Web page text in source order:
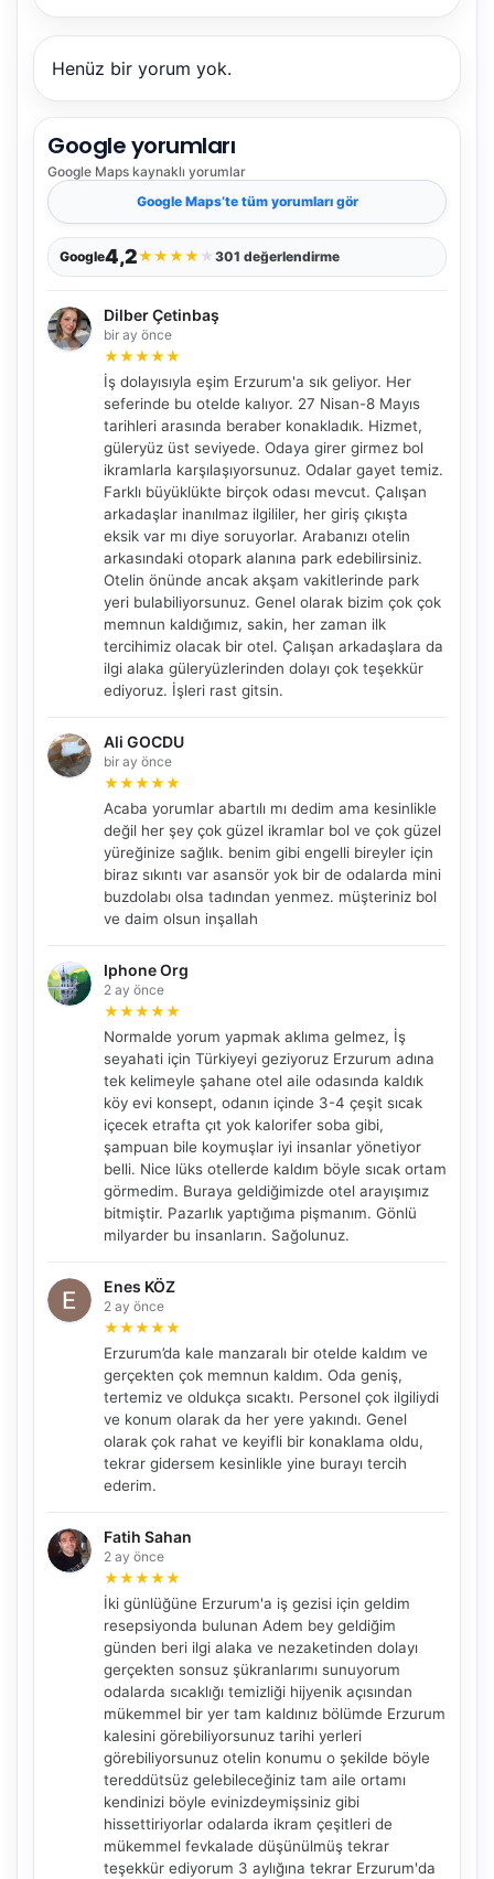
Henüz bir yorum yok.
Google yorumları
Google Maps kaynaklı yorumlar
Google Maps’te tüm yorumları gör
Google4,2★★★★ ★ 301 değerlendirme
Dilber Çetinbaş
bir ay önce
★★★★★
İş dolayısıyla eşim Erzurum'a sık geliyor. Her
seferinde bu otelde kalıyor. 27 Nisan-8 Mayıs
tarihleri arasında beraber konakladık. Hizmet,
güleryüz üst seviyede. Odaya girer girmez bol
ikramlarla karşılaşıyorsunuz. Odalar gayet temiz.
Farklı büyüklükte birçok odası mevcut. Çalışan
arkadaşlar inanılmaz ilgililer, her giriş çıkışta
eksik var mı diye soruyorlar. Arabanızı otelin
arkasındaki otopark alanına park edebilirsiniz.
Otelin önünde ancak akşam vakitlerinde park
yeri bulabiliyorsunuz. Genel olarak bizim çok çok
memnun kaldığımız, sakin, her zaman ilk
tercihimiz olacak bir otel. Çalışan arkadaşlara da
ilgi alaka güleryüzlerinden dolayı çok teşekkür
ediyoruz. İşleri rast gitsin.
Ali GOCDU
bir ay önce
★★★★★
Acaba yorumlar abartılı mı dedim ama kesinlikle
değil her şey çok güzel ikramlar bol ve çok güzel
yüreğinize sağlık. benim gibi engelli bireyler için
biraz sıkıntı var asansör yok bir de odalarda mini
buzdolabı olsa tadından yenmez. müşteriniz bol
ve daim olsun inşallah
Iphone Org
2 ay önce
★★★★★
Normalde yorum yapmak aklıma gelmez, İş
seyahati için Türkiyeyi geziyoruz Erzurum adına
tek kelimeyle şahane otel aile odasında kaldık
köy evi konsept, odanın içinde 3-4 çeşit sıcak
içecek etrafta çıt yok kalorifer soba gibi,
şampuan bile koymuşlar iyi insanlar yönetiyor
belli. Nice lüks otellerde kaldım böyle sıcak ortam
görmedim. Buraya geldiğimizde otel arayışımız
bitmiştir. Pazarlık yaptığıma pişmanım. Gönlü
milyarder bu insanların. Sağolunuz.
Enes KÖZ
2 ay önce
★★★★★
Erzurum’da kale manzaralı bir otelde kaldım ve
gerçekten çok memnun kaldım. Oda geniş,
tertemiz ve oldukça sıcaktı. Personel çok ilgiliydi
ve konum olarak da her yere yakındı. Genel
olarak çok rahat ve keyifli bir konaklama oldu,
tekrar gidersem kesinlikle yine burayı tercih
ederim.
Fatih Sahan
2 ay önce
★★★★★
İki günlüğüne Erzurum'a iş gezisi için geldim
resepsiyonda bulunan Adem bey geldiğim
günden beri ilgi alaka ve nezaketinden dolayı
gerçekten sonsuz şükranlarımı sunuyorum
odalarda sıcaklığı temizliği hijyenik açısından
mükemmel bir yer tam kaldınız bölümde Erzurum
kalesini görebiliyorsunuz tarihi yerleri
görebiliyorsunuz otelin konumu o şekilde böyle
tereddütsüz gelebileceğiniz tam aile ortamı
kendinizi böyle evinizdeymişsiniz gibi
hissettiriyorlar odalarda ikram çeşitleri de
mükemmel fevkalade düşünülmüş tekrar
teşekkür ediyorum 3 aylığına tekrar Erzurum'da
NBY Akıllı Asistan
AI kullanmadan, sitedeki gerçek yerlerle akıllı rota
🧭 Rehber ⭐ Popüler ✨ İlk kez gelen